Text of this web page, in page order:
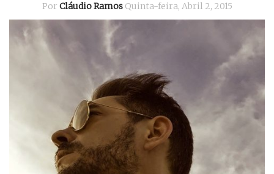
ACTUALIDADE
Por Cláudio Ramos Quinta-feira, Abril 2, 2015